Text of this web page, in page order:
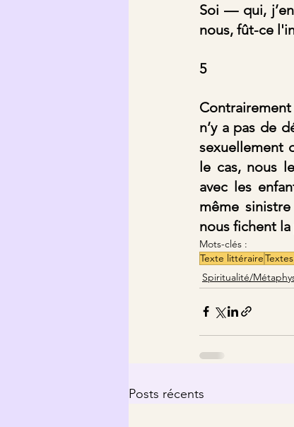
Soi — qui,
nous, fût-ce
5
n’y a pas de
sexuellement
le cas, nous
avec les
même
nous fichent la
Mots-clés :
Texte littéraire
Spiritualité/
Posts récents